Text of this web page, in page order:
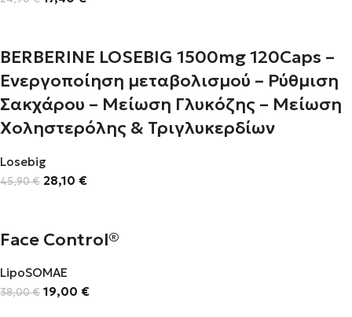
BERBERINE LOSEBIG 1500mg 120Caps –
Ενεργοποίηση μεταβολισμού – Ρύθμιση
Σακχάρου – Μείωση Γλυκόζης – Μείωση
Χοληστερόλης & Τριγλυκερδίων
Losebig
45,90€ 28,10 €
Face Control®
LipoSOMAE
38,00€ 19,00 €